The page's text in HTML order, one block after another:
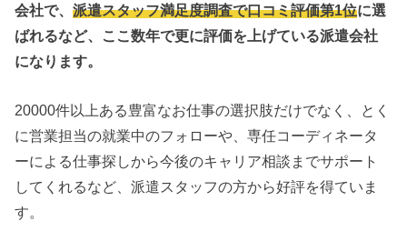
会社で、派遣スタッフ満足度調査で口コミ評価第1位に選
ばれるなど、ここ数年で更に評価を上げている派遣会社
になります。
20000件以上ある豊富なお仕事の選択肢だけでなく、とく
に営業担当の就業中のフォローや、専任コーディネータ
ーによる仕事探しから今後のキャリア相談までサポート
してくれるなど、派遣スタッフの方から好評を得ていま
す。